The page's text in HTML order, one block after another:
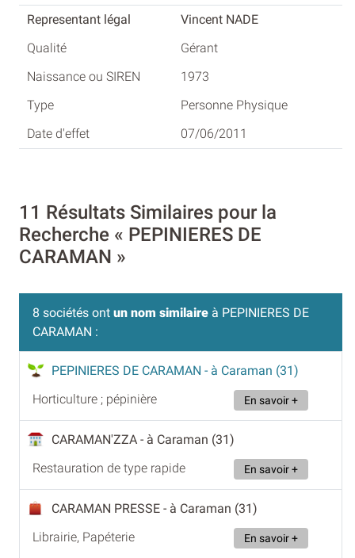
Vincent NADE
Gérant
1973
Personne Physique
07/06/2011
11 Résultats Similaires pour la
Recherche « PEPINIERES DE
CARAMAN »
8 sociétés ont un nom similaire à PEPINIERES DE
CARAMAN :
PEPINIERES DE CARAMAN - à Caraman (31)
Horticulture ; pépinière
En savoir +
CARAMAN'ZZA - à Caraman (31)
Restauration de type rapide
En savoir +
CARAMAN PRESSE - à Caraman (31)
Librairie, Papéterie
En savoir +